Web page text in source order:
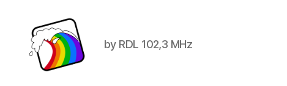
by RDL 102,3 MHz